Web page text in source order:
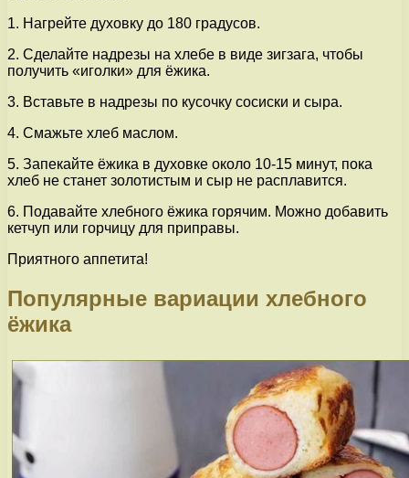
1. Нагрейте духовку до 180 градусов.
2. Сделайте надрезы на хлебе в виде зигзага, чтобы
получить «иголки» для ёжика.
3. Вставьте в надрезы по кусочку сосиски и сыра.
4. Смажьте хлеб маслом.
5. Запекайте ёжика в духовке около 10-15 минут, пока
хлеб не станет золотистым и сыр не расплавится.
6. Подавайте хлебного ёжика горячим. Можно добавить
кетчуп или горчицу для приправы.
Приятного аппетита!
Популярные вариации хлебного
ёжика